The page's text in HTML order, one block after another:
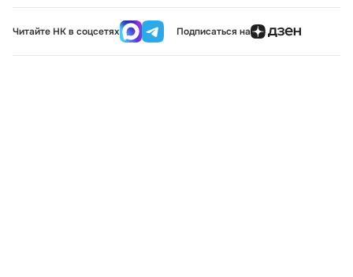
Читайте НК в соцсетях Подписаться на